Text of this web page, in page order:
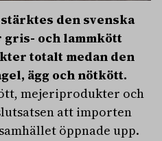
den svenska
och lammkött
totalt medan den
ägg och nötkött.
mejeriprodukter och
att importen
öppnade upp.